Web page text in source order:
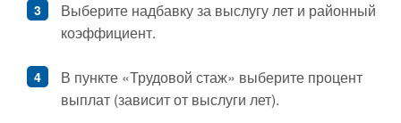
Выберите надбавку за выслугу лет и районный
коэффициент.
В пункте «Трудовой стаж» выберите процент
выплат (зависит от выслуги лет).